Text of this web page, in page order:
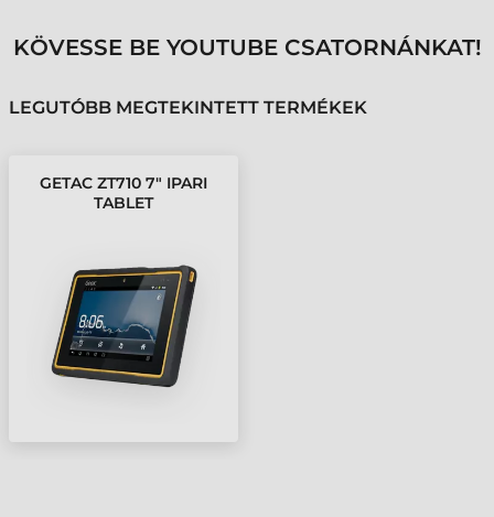
KÖVESSE BE YOUTUBE CSATORNÁNKAT!
LEGUTÓBB MEGTEKINTETT TERMÉKEK
GETAC ZT710 7" IPARI
TABLET